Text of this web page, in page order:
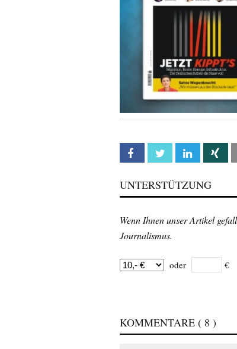
Facebook Twitter Linkedin
UNTERSTÜTZUNG
Wenn Ihnen unser Artikel
Journalismus.
oder €
KOMMENTARE ( 8 )